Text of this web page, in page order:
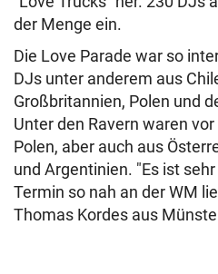
der Menge ein.
Die Love Parade war so
DJs unter anderem aus
Großbritannien, Polen und
Unter den Ravern waren
Polen, aber auch aus
und Argentinien. "Es ist
Termin so nah an der WM
Thomas Kordes aus